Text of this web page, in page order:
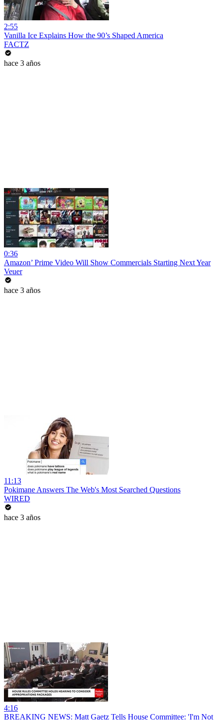
2:55
Vanilla Ice Explains How the 90’s Shaped America
FACTZ
hace 3 años
0:36
Amazon’ Prime Video Will Show Commercials Starting Next Year
Veuer
hace 3 años
11:13
Pokimane Answers The Web's Most Searched Questions
WIRED
hace 3 años
4:16
BREAKING NEWS: Matt Gaetz Tells House Committee: 'I'm Not